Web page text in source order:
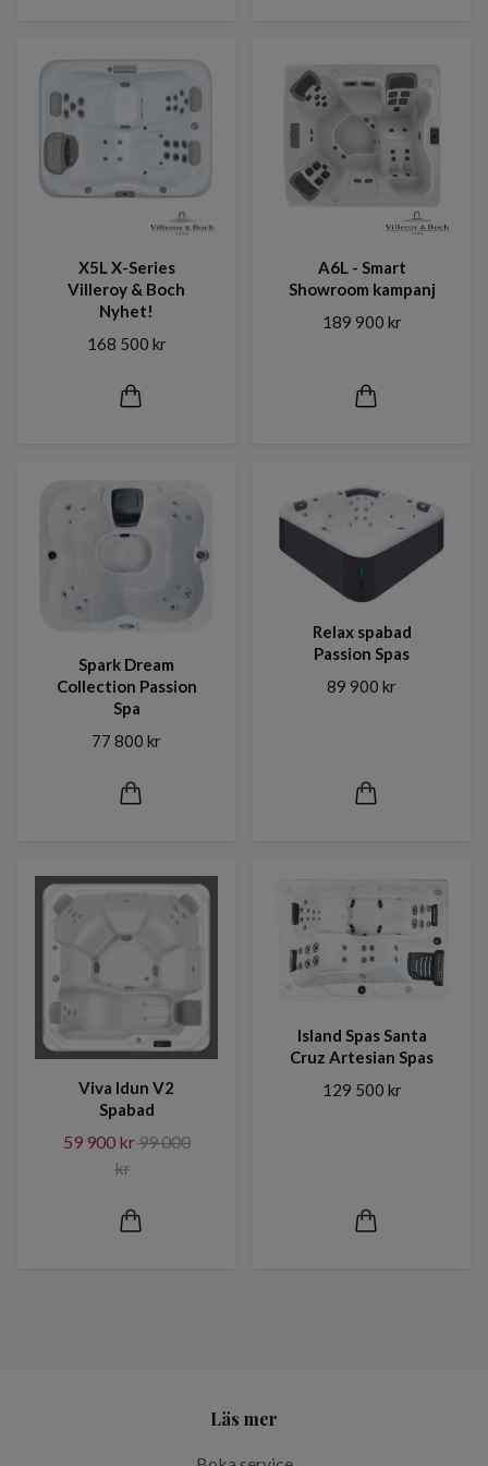
X5L X-Series
Villeroy & Boch
Nyhet!
168 500 kr
A6L - Smart
Showroom kampanj
189 900 kr
Spark Dream
Collection Passion
Spa
77 800 kr
Relax spabad
Passion Spas
89 900 kr
Viva Idun V2
Spabad
59 900 kr99 000
kr
Island Spas Santa
Cruz Artesian Spas
129 500 kr
Läs mer